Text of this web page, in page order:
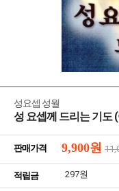
성요셉 성월
성 요셉께 드리는 기도
판매가격 9,900원
적립금 297원